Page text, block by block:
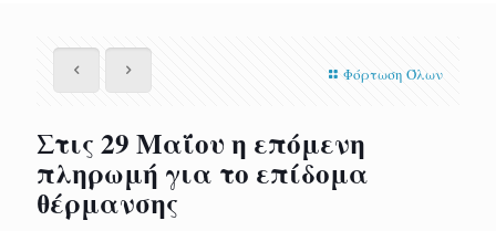
Φόρτωση Όλων
Στις 29 Μαΐου η επόμενη
πληρωμή για το επίδομα
θέρμανσης